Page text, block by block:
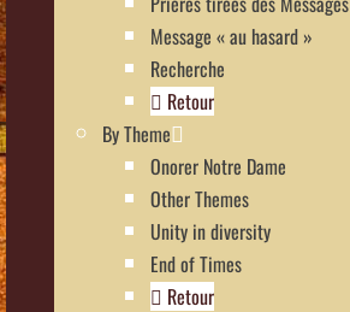
Message « au hasard »
Recherche
Retour
By Theme
Onorer Notre Dame
Other Themes
Unity in diversity
End of Times
Retour